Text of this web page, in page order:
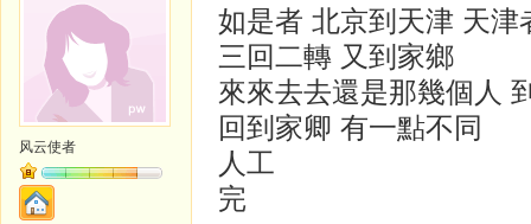
风云使者
如是者 北京到天津 天津
三回二轉 又到家鄉
來來去去還是那幾個人
回到家卿 有一點不同
人工
完